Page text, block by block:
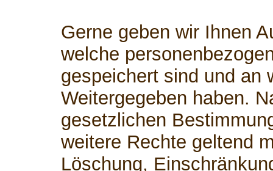
Gerne geben wir Ihnen
welche
gespeichert sind und an
Weitergegeben haben.
gesetzlichen
weitere Rechte geltend
Löschung,